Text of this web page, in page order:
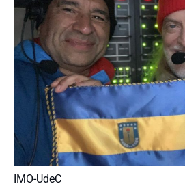
IMO-UdeC